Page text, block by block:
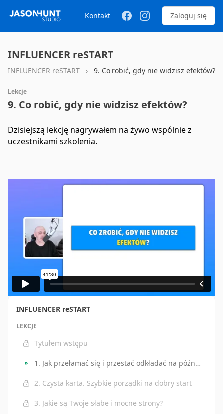
Kontakt Zaloguj się
INFLUENCER reSTART
INFLUENCER reSTART › 9. Co robić, gdy nie widzisz efektów?
INFLUENCER reSTART
LEKCJE
Tytułem wstępu
1. Jak przełamać się i przestać odkładać na później
2. Czysta karta. Szybkie porządki na dobry start
3. Jakie są Twoje słabe i mocne strony?
Lekcje
9. Co robić, gdy nie widzisz efektów?
Dzisiejszą lekcję nagrywałem na żywo wspólnie z
uczestnikami szkolenia.